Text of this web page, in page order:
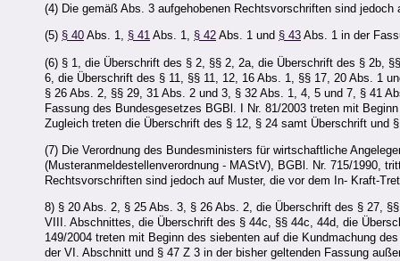
(4) Die gemäß Abs. 3 aufgehobenen Rechtsvorschriften sind
(5) § 40 Abs. 1, § 41 Abs. 1, § 42 Abs. 1 und § 43 Abs. 1 in der
(6) § 1, die Überschrift des § 2, §§ 2, 2a, die Überschrift des § 2b,
6, die Überschrift des § 11, §§ 11, 12, 16 Abs. 1, §§ 17, 20 Abs. 1
§ 26 Abs. 2, §§ 29, 31 Abs. 2 und 3, § 32 Abs. 1, 4, 5 und 7, § 41
Fassung des Bundesgesetzes BGBl. I Nr. 81/2003 treten mit
Zugleich treten die Überschrift des § 12, § 24 samt Überschrift und
(7) Die Verordnung des Bundesministers für wirtschaftliche
(Musteranmeldestellenverordnung - MAStV), BGBl. Nr. 715/1990,
Rechtsvorschriften sind jedoch auf Muster, die vor dem In- Kraft-
8) § 20 Abs. 2, § 25 Abs. 3, § 26 Abs. 2, die Überschrift des § 27,
VIII. Abschnittes, die Überschrift des § 44c, §§ 44c, 44d, die
149/2004 treten mit Beginn des siebenten auf die Kundmachung
der VI. Abschnitt und § 47 Z 3 in der bisher geltenden Fassung